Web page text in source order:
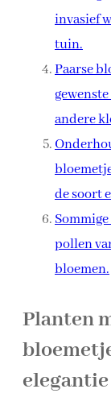
invasief
tuin.
Paarse
andere
de soort
pollen
bloemen.
Planten